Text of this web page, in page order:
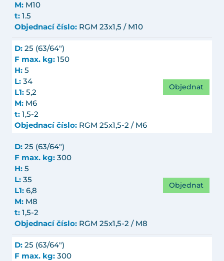
M: M10
t: 1.5
Objednací číslo: RGM 23x1,5 / M10
D: 25 (63/64")
F max. kg: 150
H: 5
L: 34
L1: 5,2
M: M6
t: 1,5-2
Objednací číslo: RGM 25x1,5-2 / M6
Objednat
D: 25 (63/64")
F max. kg: 300
H: 5
L: 35
L1: 6,8
M: M8
t: 1,5-2
Objednací číslo: RGM 25x1,5-2 / M8
Objednat
D: 25 (63/64")
F max. kg: 300